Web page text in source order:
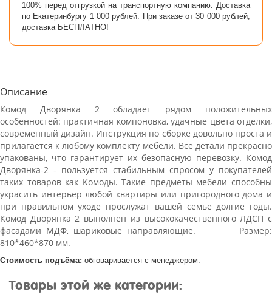
100% перед отгрузкой на транспортную компанию. Доставка
по Екатеринбургу 1 000 рублей. При заказе от 30 000 рублей,
доставка БЕСПЛАТНО!
Описание
Комод Дворянка 2 обладает рядом положительных
особенностей: практичная компоновка, удачные цвета отделки,
современный дизайн. Инструкция по сборке довольно проста и
прилагается к любому комплекту мебели. Все детали прекрасно
упакованы, что гарантирует их безопасную перевозку. Комод
Дворянка-2 - пользуется стабильным спросом у покупателей
таких товаров как Комоды. Такие предметы мебели способны
украсить интерьер любой квартиры или пригородного дома и
при правильном уходе прослужат вашей семье долгие годы.
Комод Дворянка 2 выполнен из высококачественного ЛДСП с
фасадами МДФ, шариковые направляющие. Размер:
810*460*870 мм.
Стоимость подъёма: обговаривается с менеджером.
Товары этой же категории: